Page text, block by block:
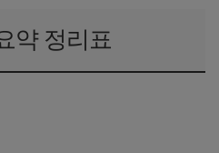
약 정리표